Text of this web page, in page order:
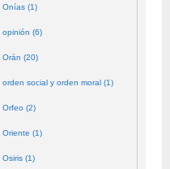
Onías (1)
opinión (6)
Orán (20)
orden social y orden moral (1)
Orfeo (2)
Oriente (1)
Osiris (1)